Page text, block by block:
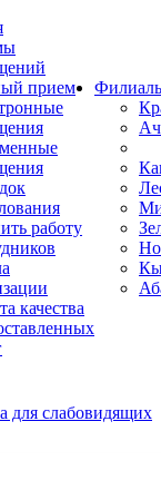
прием
работу
качества
для слабовидящих